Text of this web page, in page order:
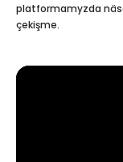
platformamyzda
çekişme.